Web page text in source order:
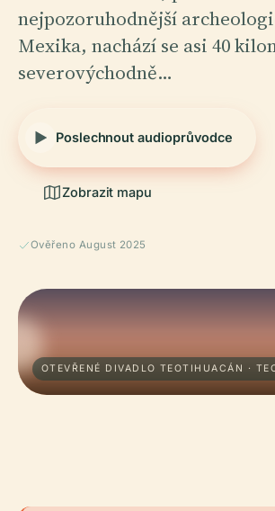
nejpozoruhodnější
Mexika, nachází se asi 40
severovýchodně…
Poslechnout audioprůvodce
Zobrazit mapu
Ověřeno August 2025
OTEVŘENÉ DIVADLO TEOTIHUACÁN ·